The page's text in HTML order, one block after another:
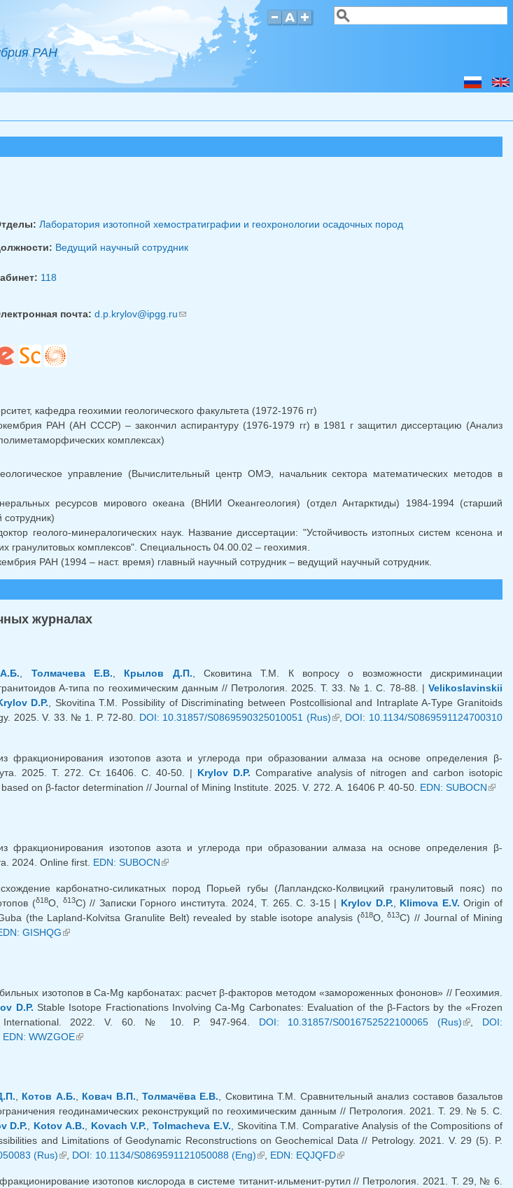
РАН
Форма поиска
Поиск
Лаборатория изотопной хемостратиграфии и геохронологии осадочных пород
Ведущий научный сотрудник
118
почта: d.p.krylov@ipgg.ru(ссылка для отправки email)
кафедра геохимии геологического факультета (1972-1976 гг)
РАН (АН СССР) – закончил аспирантуру (1976-1979 гг) в 1981 г защитил диссертацию (Анализ
комплексах)
управление (Вычислительный центр ОМЭ, начальник сектора математических методов в
ресурсов мирового океана (ВНИИ Океангеология) (отдел Антарктиды) 1984-1994 (старший
геолого-минералогических наук. Название диссертации: "Устойчивость изтопных систем ксенона и
гранулитовых комплексов". Специальность 04.00.02 – геохимия.
РАН (1994 – наст. время) главный научный сотрудник – ведущий научный сотрудник.
журналах
, Толмачева Е.В., Крылов Д.П., Сковитина Т.М. К вопросу о возможности дискриминации
А-типа по геохимическим данным // Петрология. 2025. Т. 33. № 1. С. 78-88. | Velikoslavinskii
D.P., Skovitina T.M. Possibility of Discriminating between Postcollisional and Intraplate A-Type Granitoids
2025. V. 33. № 1. P. 72-80. DOI: 10.31857/S0869590325010051 (Rus)(внешняя ссылка)
, DOI: 10.1134/S0869591124700310
фракционирования изотопов азота и углерода при образовании алмаза на основе определения β-
2025. Т. 272. Ст. 16406. С. 40-50. | Krylov D.P. Comparative analysis of nitrogen and carbon isotopic
on β-factor determination // Journal of Mining Institute. 2025. V. 272. A. 16406 P. 40-50. EDN: SUBOCN
фракционирования изотопов азота и углерода при образовании алмаза на основе определения β-
2024. Online first. EDN: SUBOCN(внешняя ссылка)
карбонатно-силикатных пород Порьей губы (Лапландско-Колвицкий гранулитовый пояс) по
(δ18O, δ13C) // Записки Горного института. 2024, Т. 265. С. 3-15 | Krylov D.P. Klimova E.V. Origin of
(the Lapland-Kolvitsa Granulite Belt) revealed by stable isotope analysis (δ18O,δ13C) // Journal of Mining
ссылка)
GISHQG(внешняя ссылка)
изотопов в Сa-Mg карбонатах: расчет β-факторов методом «замороженных фононов» // Геохимия.
D.P. Stable Isotope Fractionations Involving Ca-Mg Carbonates: Evaluation of the β-Factors by the «Frozen
International. 2022. V. 60. № 10. P. 947-964. DOI: 10.31857/S0016752522100065 (Rus)(внешняя
DOI:
ссылка)
EDN: WWZGOE(внешняя ссылка)
, Котов А.Б., Ковач В.П., Толмачёва Е.В., Сковитина Т.М. Сравнительный анализ составов базальтов
геодинамических реконструкций по геохимическим данным // Петрология. 2021. Т. 29. № 5. С.
D.P., Kotov A.B., Kovach V.P.,Tolmacheva E.V., Skovitina T.M. Comparative Analysis of the Compositions of
and Limitations of Geodynamic Reconstructions on Geochemical Data // Petrology. 2021. V. 29 (5). P.
(Rus)(внешняя ссылка)
, DOI: 10.1134/S0869591121050088 (Eng)(внешняя ссылка)
, EDN: EQJQFD(внешняя ссылка)
изотопов кислорода в системе титанит-ильменит-рутил // Петрология. 2021. Т. 29, № 6.